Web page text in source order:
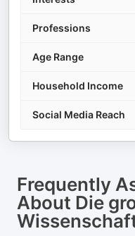
Professions
Age Range
Household Income
Social Media Reach
Frequently
About Die